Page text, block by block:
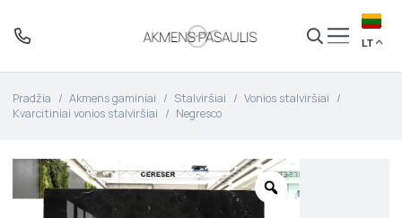
LT
Pradžia / Akmens gaminiai / Stalviršiai / Vonios stalviršiai /
Kvarcitiniai vonios stalviršiai / Negresco